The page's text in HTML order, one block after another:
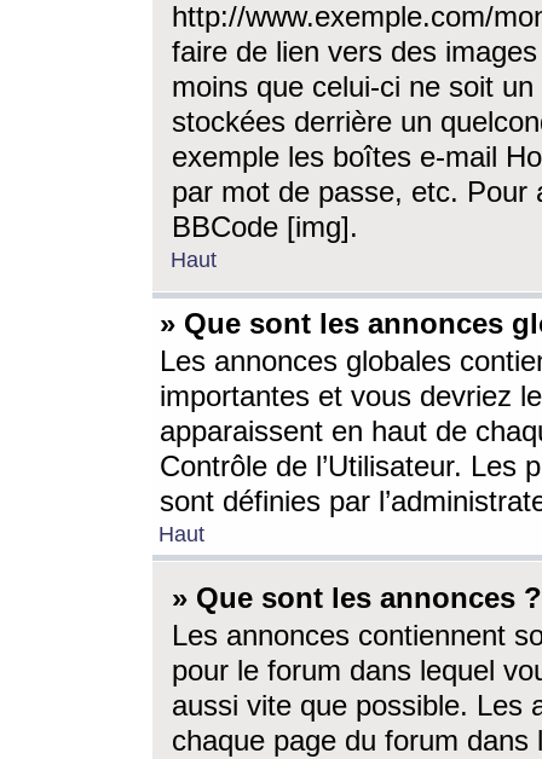
http://www.exemple.com/
faire de lien vers des
moins que celui-ci ne soit
stockées derrière un
exemple les boîtes e-mail
par mot de passe, etc. Pour
BBCode [img].
Haut
» Que sont les annonces
Les annonces globales
importantes et vous devriez
apparaissent en haut de
Contrôle de l’Utilisateur. Les
sont définies par
Haut
» Que sont les annonces ?
Les annonces contiennent
pour le forum dans lequel
aussi vite que possible. Les
chaque page du forum dans